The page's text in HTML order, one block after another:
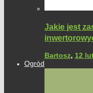
Jakie jest
Bartosz, 12
Ogród